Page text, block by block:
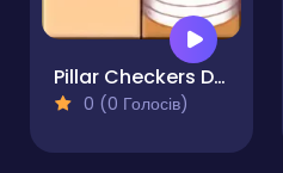
Pillar Checkers Duel
0 (0 Голосів)